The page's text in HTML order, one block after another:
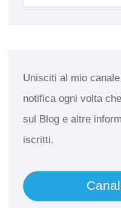
Unisciti al mio canale
notifica ogni volta
sul Blog e altre
iscritti.